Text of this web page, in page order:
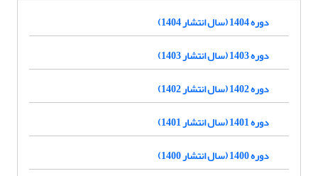
دوره 1404 (سال انتشار 1404)
دوره 1403 (سال انتشار 1403)
دوره 1402 (سال انتشار 1402)
دوره 1401 (سال انتشار 1401)
دوره 1400 (سال انتشار 1400)